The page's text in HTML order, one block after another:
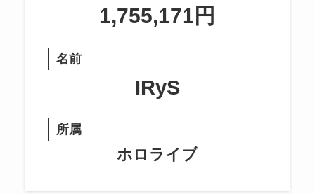
1,755,171円
名前
IRyS
所属
ホロライブ